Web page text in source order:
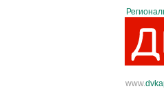
www.